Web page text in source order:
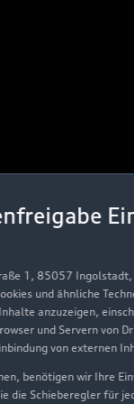
1, 85057
und ähnliche
anzuzeigen,
und Servern von
von externen
benötigen wir Ihre
die Schieberegler für